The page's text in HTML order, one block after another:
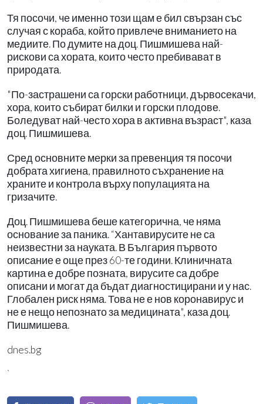
Тя посочи, че именно този щам е бил свързан със
случая с кораба, който привлече вниманието на
медиите. По думите на доц. Пишмишева най-
рискови са хората, които често пребивават в
природата.
"По-застрашени са горски работници, дървосекачи,
хора, които събират билки и горски плодове.
Боледуват най-често хора в активна възраст", каза
доц. Пишмишева.
Сред основните мерки за превенция тя посочи
добрата хигиена, правилното съхранение на
храните и контрола върху популацията на
гризачите.
Доц. Пишмишева беше категорична, че няма
основание за паника. “Хантавирусите не са
неизвестни за науката. В България първото
описание е още през 60-те години. Клиничната
картина е добре позната, вирусите са добре
описани и могат да бъдат диагностицирани и у нас.
Глобален риск няма. Това не е нов коронавирус и
не е нещо непознато за медицината", каза доц.
Пишмишева.
dnes.bg
`